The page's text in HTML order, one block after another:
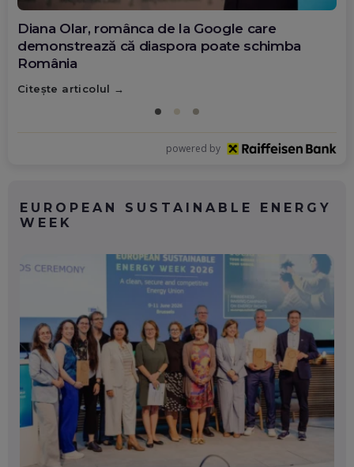
Diana Olar, românca de la Google care
demonstrează că diaspora poate schimba
România
Citește articolul
powered by
EUROPEAN SUSTAINABLE ENERGY
WEEK